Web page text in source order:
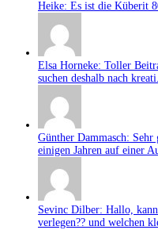
Heike: Es ist die Küberit
Elsa Horneke: Toller
suchen deshalb nach
Günther Dammasch:
einigen Jahren auf einer
Sevinc Dilber: Hallo,
verlegen?? und welchen